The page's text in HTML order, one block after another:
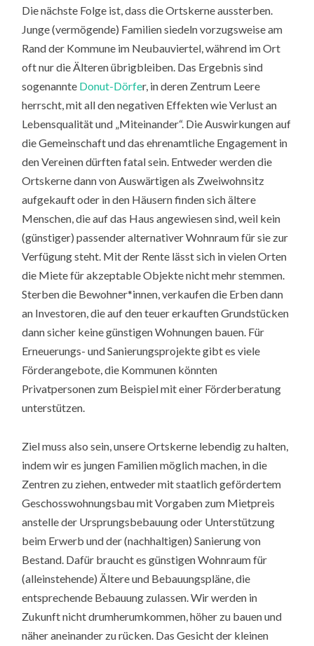
Die nächste Folge ist, dass die Ortskerne aussterben.
Junge (vermögende) Familien siedeln vorzugsweise am
Rand der Kommune im Neubauviertel, während im Ort
oft nur die Älteren übrigbleiben. Das Ergebnis sind
sogenannte Donut-Dörfer, in deren Zentrum Leere
herrscht, mit all den negativen Effekten wie Verlust an
Lebensqualität und „Miteinander“. Die Auswirkungen auf
die Gemeinschaft und das ehrenamtliche Engagement in
den Vereinen dürften fatal sein. Entweder werden die
Ortskerne dann von Auswärtigen als Zweiwohnsitz
aufgekauft oder in den Häusern finden sich ältere
Menschen, die auf das Haus angewiesen sind, weil kein
(günstiger) passender alternativer Wohnraum für sie zur
Verfügung steht. Mit der Rente lässt sich in vielen Orten
die Miete für akzeptable Objekte nicht mehr stemmen.
Sterben die Bewohner*innen, verkaufen die Erben dann
an Investoren, die auf den teuer erkauften Grundstücken
dann sicher keine günstigen Wohnungen bauen. Für
Erneuerungs- und Sanierungsprojekte gibt es viele
Förderangebote, die Kommunen könnten
Privatpersonen zum Beispiel mit einer Förderberatung
unterstützen.
Ziel muss also sein, unsere Ortskerne lebendig zu halten,
indem wir es jungen Familien möglich machen, in die
Zentren zu ziehen, entweder mit staatlich gefördertem
Geschosswohnungsbau mit Vorgaben zum Mietpreis
anstelle der Ursprungsbebauung oder Unterstützung
beim Erwerb und der (nachhaltigen) Sanierung von
Bestand. Dafür braucht es günstigen Wohnraum für
(alleinstehende) Ältere und Bebauungspläne, die
entsprechende Bebauung zulassen. Wir werden in
Zukunft nicht drumherumkommen, höher zu bauen und
näher aneinander zu rücken. Das Gesicht der kleinen